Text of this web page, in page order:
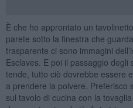
È che ho approntato un
parete sotto la finestra che
trasparente ci sono immagini
Esclaves. E poi il passaggio
tende, tutto ciò dovrebbe essere
a prendere la polvere. Preferisco
sul tavolo di cucina con la